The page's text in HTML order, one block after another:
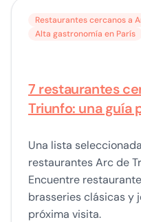
Restaurantes cercanos a
Alta gastronomía en París
7 restaurantes
Triunfo: una guía
Una lista
restaurantes Arc de
Encuentre
brasseries clásicas y
próxima visita.